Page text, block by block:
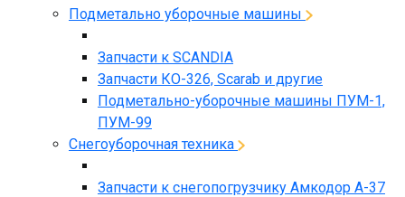
Подметально уборочные машины
Запчасти к SCANDIA
Запчасти КО-326, Scarab и другие
Подметально-уборочные машины ПУМ-1,
ПУМ-99
Снегоуборочная техника
Запчасти к снегопогрузчику Амкодор А-37